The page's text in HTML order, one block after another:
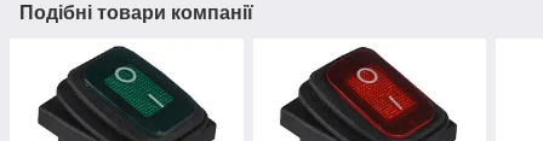
Подібні товари компанії